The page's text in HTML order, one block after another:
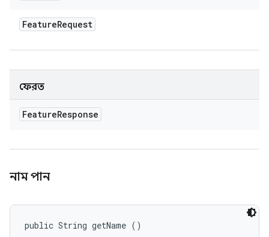
FeatureRequest
ফেরত
FeatureResponse
নাম পান
public String getName ()